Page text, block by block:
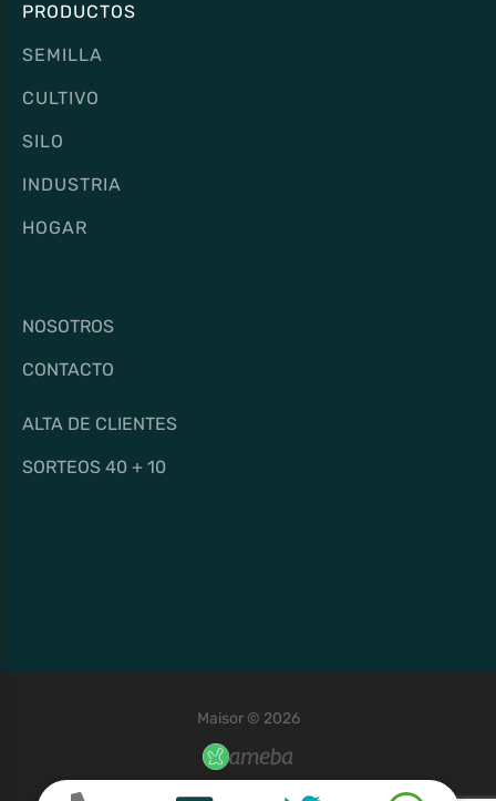
PRODUCTOS
SEMILLA
CULTIVO
SILO
INDUSTRIA
HOGAR
NOSOTROS
CONTACTO
ALTA DE CLIENTES
SORTEOS 40 + 10
Maisor © 2026